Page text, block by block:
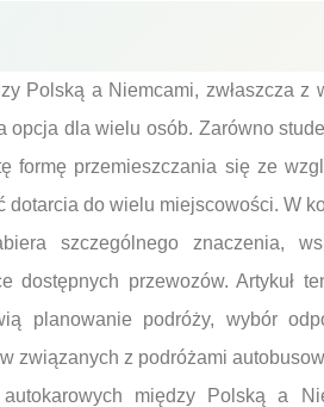
Polską a Niemcami, zwłaszcza z
opcja dla wielu osób. Zarówno
formę przemieszczania się ze
dotarcia do wielu miejscowości. W
szczególnego znaczenia,
dostępnych przewozów. Artykuł
planowanie podróży, wybór
związanych z podróżami
autokarowych między Polską a